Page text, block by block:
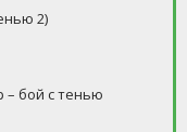
2)
– бой с тенью